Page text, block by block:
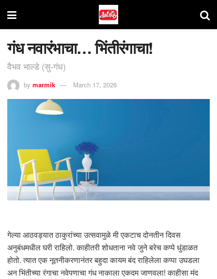
गंध नवारंभाचा… भिंतीरंगाचा!
वैभव भाल्डे (सु-गंध)
by marmik March 17, 2026
गेल्या आठवड्यात ठाकुरांच्या उत्सवामुळे मी एकटाच दोनतीन दिवस
अनुबंधमधील घरी राहिलो. काहीतरी शोधताना नवे जुने बरेच कप्पे धुंडाळत
होतो. त्यात एक नूतनीकरणानंतर बहुदा कायम बंद राहिलेला कप्पा उघडला
अन भिंतीच्या रंगाचा नवेपणाचा गंध नाकाला एकदम जाणवला! काहीसा मंद